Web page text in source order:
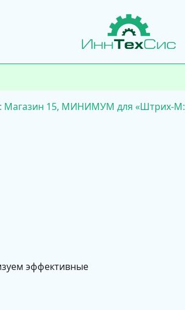
Магазин 15, МИНИМУМ для «Штрих-М:
эффективные